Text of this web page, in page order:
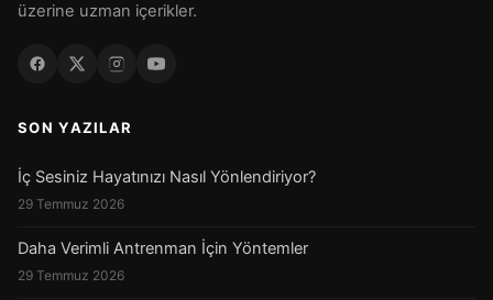
üzerine uzman içerikler.
SON YAZILAR
İç Sesiniz Hayatınızı Nasıl Yönlendiriyor?
29 Temmuz 2026
Daha Verimli Antrenman İçin Yöntemler
29 Temmuz 2026